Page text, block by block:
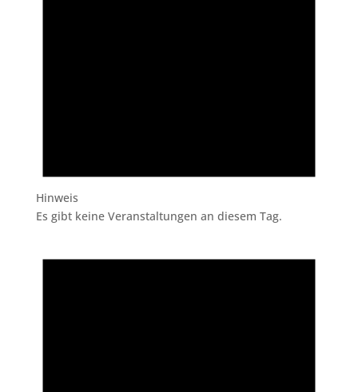
Hinweis
Es gibt keine Veranstaltungen an diesem Tag.